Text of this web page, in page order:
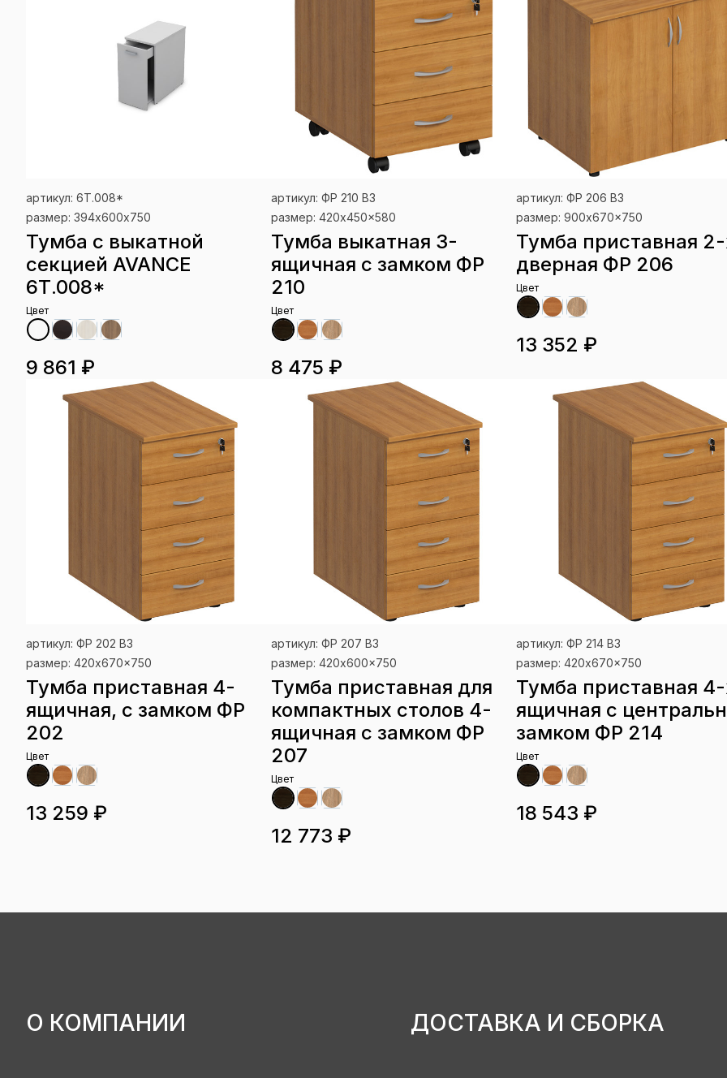
артикул: 6Т.008*
размер: 394х600х750
Тумба с выкатной
секцией AVANCE
6Т.008*
Цвет
9 861 ₽
артикул: ФР 210 ВЗ
размер: 420x450x580
Тумба выкатная 3-
ящичная с замком ФР
210
Цвет
8 475 ₽
артикул: ФР 206 ВЗ
размер: 900x670x750
Тумба приставная
дверная ФР 206
Цвет
13 352 ₽
артикул: ФР 202 ВЗ
размер: 420x670x750
Тумба приставная 4-
ящичная, с замком ФР
202
Цвет
13 259 ₽
артикул: ФР 207 ВЗ
размер: 420x600x750
Тумба приставная для
компактных столов 4-
ящичная с замком ФР
207
Цвет
12 773 ₽
артикул: ФР 214 ВЗ
размер: 420x670x750
Тумба приставная
ящичная с
замком ФР 214
Цвет
18 543 ₽
О КОМПАНИИ ДОСТАВКА И СБОРКА